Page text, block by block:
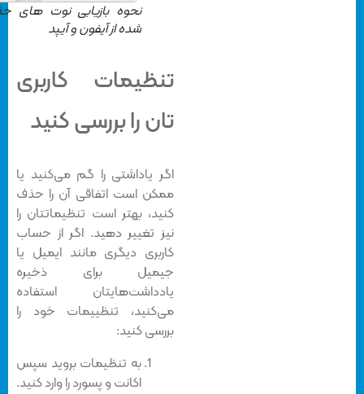
نحوه بازیابی نوت های حذف
شده از آیفون و آیپد
تنظیمات کاربری
تان را بررسی کنید
اگر یاداشتی را گم می‌کنید یا
ممکن است اتفاقی آن را حذف
کنید، بهتر است تنظیماتتان را
نیز تغییر دهید. اگر از حساب
کاربری دیگری مانند ایمیل یا
جیمیل برای ذخیره
یادداشت‌هایتان استفاده
می‌کنید، تنظییمات خود را
بررسی کنید:
به تنظیمات بروید سپس
اکانت و پسورد را وارد کنید.